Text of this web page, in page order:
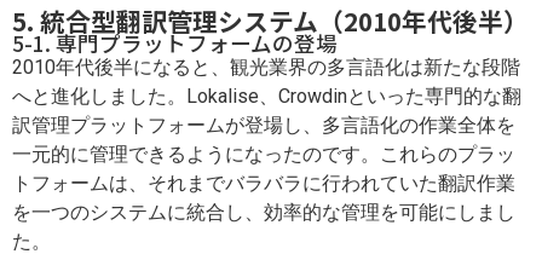
5. 統合型翻訳管理システム（2010年代後半）
5-1. 専門プラットフォームの登場
2010年代後半になると、観光業界の多言語化は新たな段階
へと進化しました。Lokalise、Crowdinといった専門的な翻
訳管理プラットフォームが登場し、多言語化の作業全体を
一元的に管理できるようになったのです。これらのプラッ
トフォームは、それまでバラバラに行われていた翻訳作業
を一つのシステムに統合し、効率的な管理を可能にしまし
た。